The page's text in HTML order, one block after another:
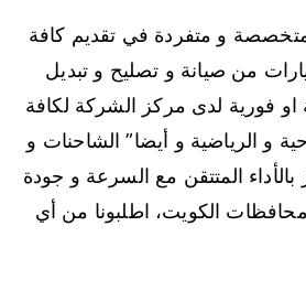
و متفردة في تقديم كافة
من صيانة و تصليح و تبديل
او فورية لدى مركز الشركة لكافة
و الرياضية و أيضا” الشاحنات و
بالأداء المتتقن مع السرعة و جودة
الكويت، اطلبونا من أي